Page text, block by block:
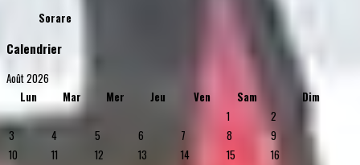
Sorare
Calendrier
Août 2026
Lun
Mar Mer Jeu Ven Sam
Dim
1
2
3
4 5 6 7 8
9
10
11 12 13 14 15 16